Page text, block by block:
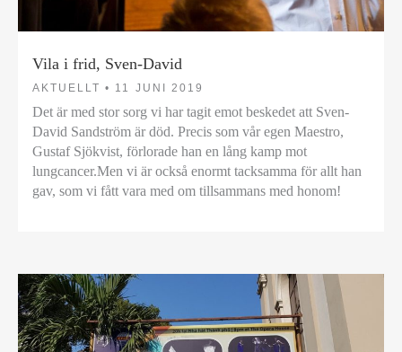
Vila i frid, Sven-David
AKTUELLT • 11 JUNI 2019
Det är med stor sorg vi har tagit emot beskedet att Sven-
David Sandström är död. Precis som vår egen Maestro,
Gustaf Sjökvist, förlorade han en lång kamp mot
lungcancer.Men vi är också enormt tacksamma för allt han
gav, som vi fått vara med om tillsammans med honom!